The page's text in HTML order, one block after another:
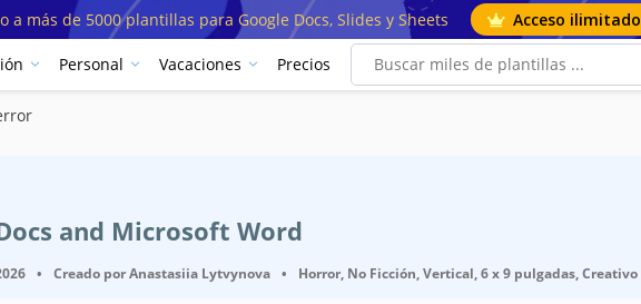
a más de 5000 plantillas para Google Docs, Slides y Sheets Acceso ilimitado
Personal Vacaciones Precios
and Microsoft Word
• Creado porAnastasiia Lytvynova • Horror, No Ficción, Vertical, 6 x 9 pulgadas, Creativo